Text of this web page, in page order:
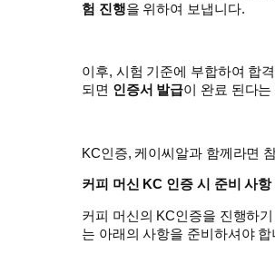
험 진행을 위하여 보냅니다.
이후, 시험 기준에 부합하여 합
되면 인증서 발급이 완료 된다는
KC인증, 케이씨알과 함께라면
커피 머신 KC 인증 시 준비 사항
커피 머신의 KC인증을 진행하기
는 아래의 사항을 준비하셔야 합